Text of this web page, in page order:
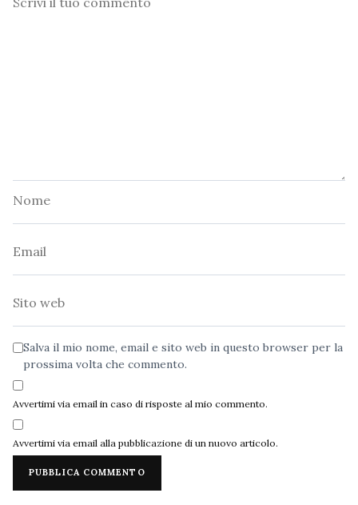
Salva il mio nome, email e sito web in questo browser per la
prossima volta che commento.
Avvertimi via email in caso di risposte al mio commento.
Avvertimi via email alla pubblicazione di un nuovo articolo.